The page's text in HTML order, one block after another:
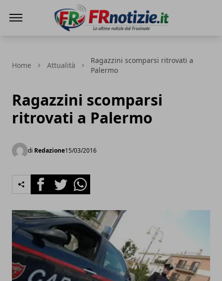
Home Attualità
Ragazzini scomparsi ritrovati a
Palermo
Ragazzini scomparsi
ritrovati a Palermo
di Redazione15/03/2016
FacebookTwitterWhatsapp